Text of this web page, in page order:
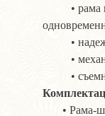
• рама
•
•
• съемная
• Рама-